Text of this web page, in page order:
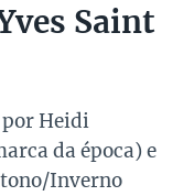
Saint
Heidi
da época) e
Inverno